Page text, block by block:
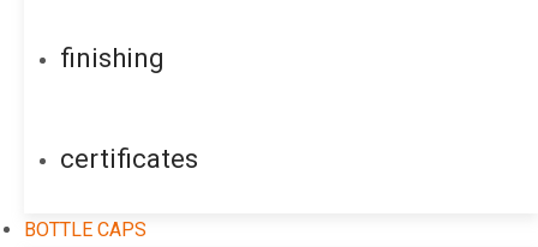
finishing
certificates
BOTTLE CAPS